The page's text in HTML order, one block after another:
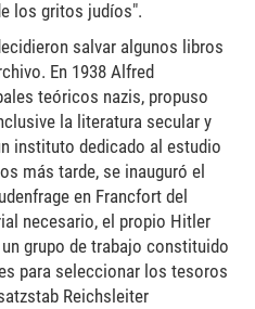
los gritos judíos".
salvar algunos libros
En 1938 Alfred
teóricos nazis, propuso
la literatura secular y
instituto dedicado al estudio
más tarde, se inauguró el
en Francfort del
necesario, el propio Hitler
grupo de trabajo constituido
para seleccionar los tesoros
Reichsleiter